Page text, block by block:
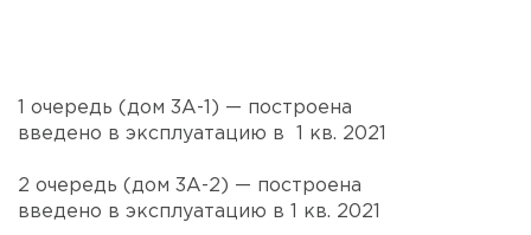
1 очередь (дом 3А-1) — построена
введено в эксплуатацию в 1 кв. 2021
2 очередь (дом 3А-2) — построена
введено в эксплуатацию в 1 кв. 2021